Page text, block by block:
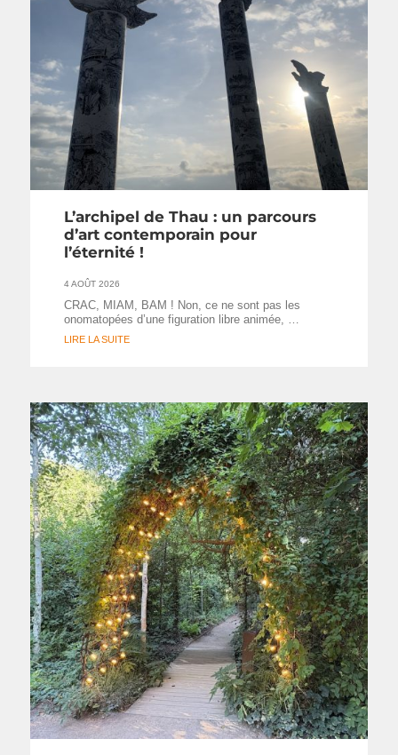
L’archipel de Thau : un parcours
d’art contemporain pour
l’éternité !
4 AOÛT 2026
CRAC, MIAM, BAM ! Non, ce ne sont pas les
onomatopées d’une figuration libre animée, …
LIRE LA SUITE